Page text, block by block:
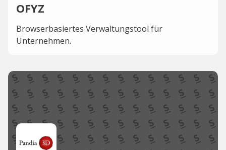
OFYZ
Browserbasiertes Verwaltungstool für
Unternehmen.